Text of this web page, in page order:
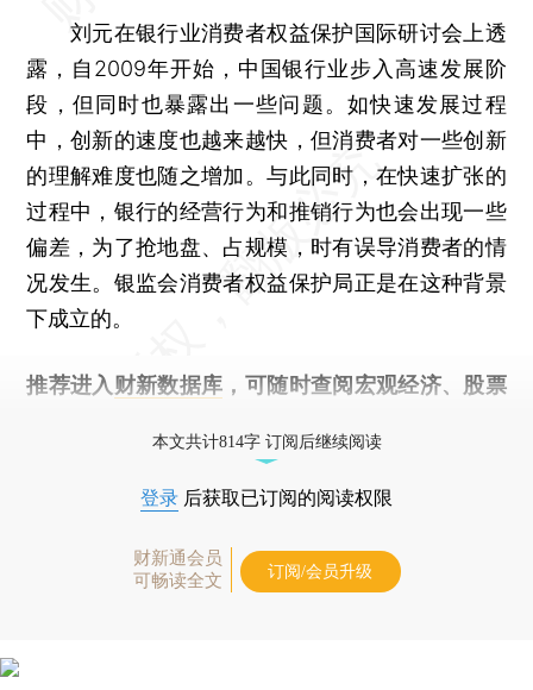
刘元在银行业消费者权益保护国际研讨会上透
露，自2009年开始，中国银行业步入高速发展阶
段，但同时也暴露出一些问题。如快速发展过程
中，创新的速度也越来越快，但消费者对一些创新
的理解难度也随之增加。与此同时，在快速扩张的
过程中，银行的经营行为和推销行为也会出现一些
偏差，为了抢地盘、占规模，时有误导消费者的情
况发生。银监会消费者权益保护局正是在这种背景
下成立的。
推荐进入 财新数据库 ，可随时查阅宏观经济、股票
本文共计814字 订阅后继续阅读
登录 后获取已订阅的阅读权限
财新通会员
可畅读全文
订阅/会员升级